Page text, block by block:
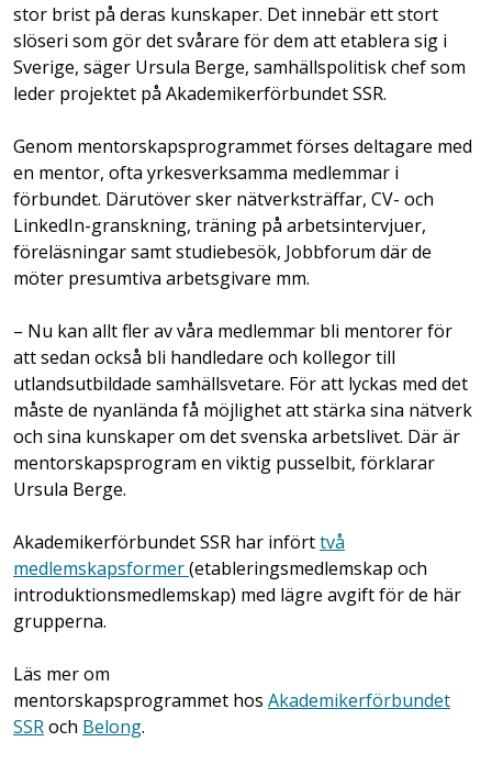
stor brist på deras kunskaper. Det innebär ett stort
slöseri som gör det svårare för dem att etablera sig i
Sverige, säger Ursula Berge, samhällspolitisk chef som
leder projektet på Akademikerförbundet SSR.
Genom mentorskapsprogrammet förses deltagare med
en mentor, ofta yrkesverksamma medlemmar i
förbundet. Därutöver sker nätverksträffar, CV- och
LinkedIn-granskning, träning på arbetsintervjuer,
föreläsningar samt studiebesök, Jobbforum där de
möter presumtiva arbetsgivare mm.
– Nu kan allt fler av våra medlemmar bli mentorer för
att sedan också bli handledare och kollegor till
utlandsutbildade samhällsvetare. För att lyckas med det
måste de nyanlända få möjlighet att stärka sina nätverk
och sina kunskaper om det svenska arbetslivet. Där är
mentorskapsprogram en viktig pusselbit, förklarar
Ursula Berge.
Akademikerförbundet SSR har införttvå
medlemskapsformer(etableringsmedlemskap och
introduktionsmedlemskap) med lägre avgift för de här
grupperna.
Läs mer om
mentorskapsprogrammet hos Akademikerförbundet
SSRoch Belong.